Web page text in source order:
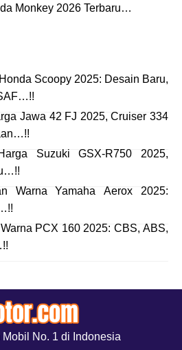
Monkey 2026 Terbaru…
Scoopy 2025: Desain Baru,
Jawa 42 FJ 2025, Cruiser 334
Suzuki GSX-R750 2025,
Warna Yamaha Aerox 2025:
PCX 160 2025: CBS, ABS,
No. 1 di Indonesia